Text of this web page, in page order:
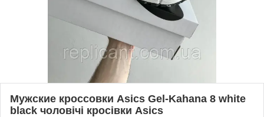
Мужские кроссовки Asics Gel-Kahana 8 white
black чоловічі кросівки Asics